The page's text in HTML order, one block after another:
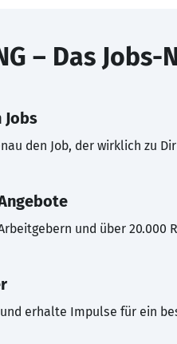
– Das
den Job, der wirklich zu
und über 20.000
erhalte Impulse für ein